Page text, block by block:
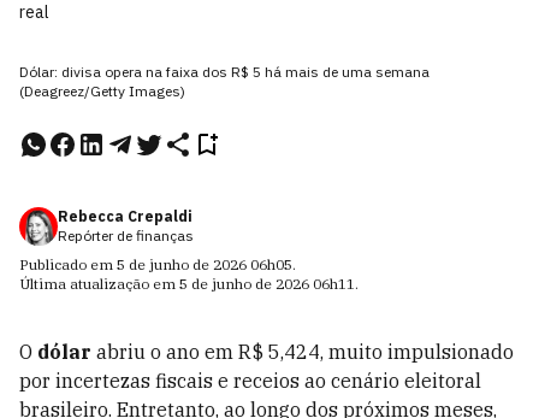
real
Dólar: divisa opera na faixa dos R$ 5 há mais de uma semana
(Deagreez/Getty Images)
Rebecca Crepaldi
Repórter de finanças
Publicado em 5 de junho de 2026 06h05.
Última atualização em 5 de junho de 2026 06h11.
O dólar abriu o ano em R$ 5,424, muito impulsionado
por incertezas fiscais e receios ao cenário eleitoral
brasileiro. Entretanto, ao longo dos próximos meses,